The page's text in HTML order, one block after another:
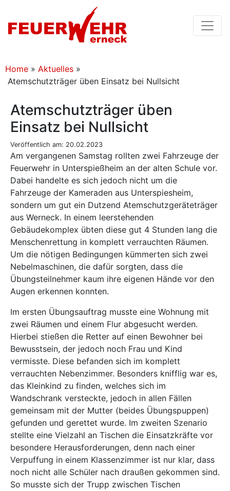
Home » Aktuelles »
Atemschutzträger üben Einsatz bei Nullsicht
Atemschutzträger üben
Einsatz bei Nullsicht
Veröffentlich am: 20.02.2023
Am vergangenen Samstag rollten zwei Fahrzeuge der
Feuerwehr in Unterspießheim an der alten Schule vor.
Dabei handelte es sich jedoch nicht um die
Fahrzeuge der Kameraden aus Unterspiesheim,
sondern um gut ein Dutzend Atemschutzgeräteträger
aus Werneck. In einem leerstehenden
Gebäudekomplex übten diese gut 4 Stunden lang die
Menschenrettung in komplett verrauchten Räumen.
Um die nötigen Bedingungen kümmerten sich zwei
Nebelmaschinen, die dafür sorgten, dass die
Übungsteilnehmer kaum ihre eigenen Hände vor den
Augen erkennen konnten.
Im ersten Übungsauftrag musste eine Wohnung mit
zwei Räumen und einem Flur abgesucht werden.
Hierbei stießen die Retter auf einen Bewohner bei
Bewusstsein, der jedoch noch Frau und Kind
vermisste. Diese befanden sich im komplett
verrauchten Nebenzimmer. Besonders knifflig war es,
das Kleinkind zu finden, welches sich im
Wandschrank versteckte, jedoch in allen Fällen
gemeinsam mit der Mutter (beides Übungspuppen)
gefunden und gerettet wurde. Im zweiten Szenario
stellte eine Vielzahl an Tischen die Einsatzkräfte vor
besondere Herausforderungen, denn nach einer
Verpuffung in einem Klassenzimmer ist nur klar, dass
noch nicht alle Schüler nach draußen gekommen sind.
So musste sich der Trupp zwischen Tischen